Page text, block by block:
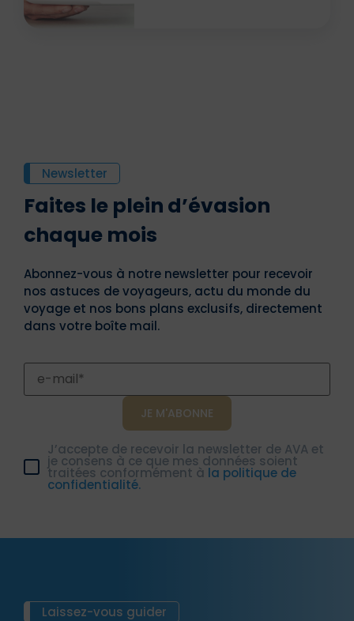
Newsletter
Faites le plein d’évasion
chaque mois
Abonnez-vous à notre newsletter pour recevoir
nos astuces de voyageurs, actu du monde du
voyage et nos bons plans exclusifs, directement
dans votre boîte mail.
J’accepte de recevoir la newsletter de AVA et
je consens à ce que mes données soient
traitées conformément à la politique de
confidentialité.
Laissez-vous guider